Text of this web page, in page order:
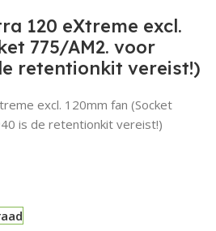
120 eXtreme excl.
775/AM2. voor
retentionkit vereist!)
excl. 120mm fan (Socket
is de retentionkit vereist!)